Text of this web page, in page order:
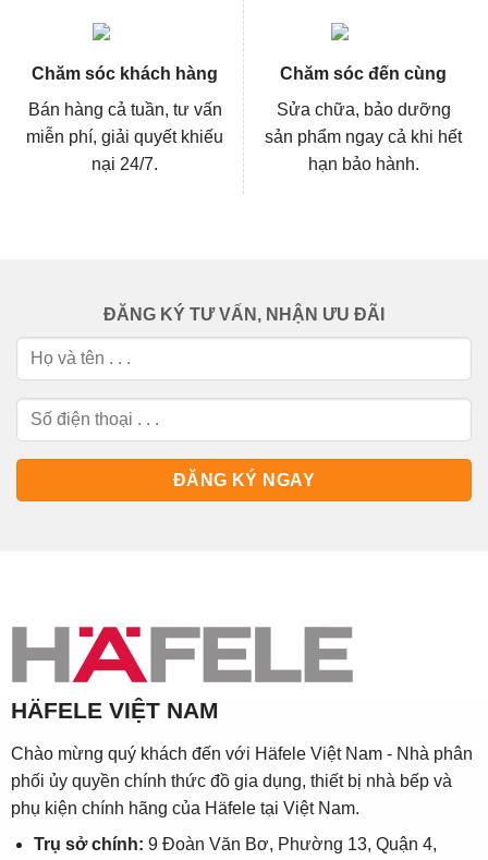
Chăm sóc khách hàng
Bán hàng cả tuần, tư vấn
miễn phí, giải quyết khiếu
nại 24/7.
Chăm sóc đến cùng
Sửa chữa, bảo dưỡng
sản phẩm ngay cả khi hết
hạn bảo hành.
ĐĂNG KÝ TƯ VẤN, NHẬN ƯU ĐÃI
HÄFELE VIỆT NAM
Chào mừng quý khách đến với Häfele Việt Nam - Nhà phân
phối ủy quyền chính thức đồ gia dụng, thiết bị nhà bếp và
phụ kiện chính hãng của Häfele tại Việt Nam.
Trụ sở chính: 9 Đoàn Văn Bơ, Phường 13, Quận 4,